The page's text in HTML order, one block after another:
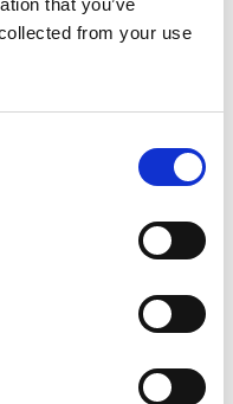
from your use
del suo SUV Peaq